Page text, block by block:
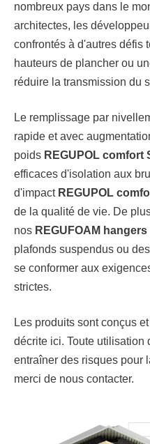
nombreux pays dans le
architectes, les
confrontés à d'autres défis
hauteurs de plancher ou
réduire la transmission du
Le remplissage par
rapide et avec
poids REGUPOL comfort
efficaces d'isolation aux
d'impact REGUPOL
de la qualité de vie. De
nos REGUFOAM hangers
plafonds suspendus ou
se conformer aux
strictes.
Les produits sont conçus
décrite ici. Toute utilisation
entraîner des risques pour
merci de nous contacter.